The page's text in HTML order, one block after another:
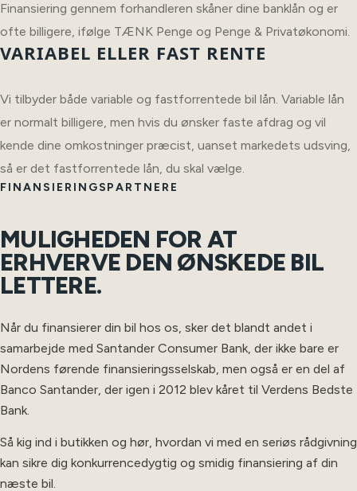
Finansiering gennem forhandleren skåner dine banklån og er
ofte billigere, ifølge TÆNK Penge og Penge & Privatøkonomi.
VARIABEL ELLER FAST RENTE
Vi tilbyder både variable og fastforrentede bil lån. Variable lån
er normalt billigere, men hvis du ønsker faste afdrag og vil
kende dine omkostninger præcist, uanset markedets udsving,
så er det fastforrentede lån, du skal vælge.
FINANSIERINGSPARTNERE
MULIGHEDEN FOR AT
ERHVERVE DEN ØNSKEDE BIL
LETTERE.
Når du finansierer din bil hos os, sker det blandt andet i
samarbejde med Santander Consumer Bank, der ikke bare er
Nordens førende finansieringsselskab, men også er en del af
Banco Santander, der igen i 2012 blev kåret til Verdens Bedste
Bank.
Så kig ind i butikken og hør, hvordan vi med en seriøs rådgivning
kan sikre dig konkurrencedygtig og smidig finansiering af din
næste bil.